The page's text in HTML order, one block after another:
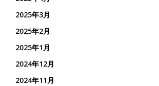
2025年3月
2025年2月
2025年1月
2024年12月
2024年11月